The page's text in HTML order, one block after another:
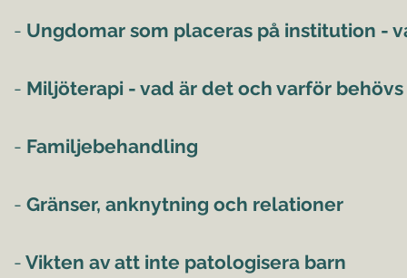
- Ungdomar som placeras på institution -
- Miljöterapi - vad är det och varför
- Familjebehandling
- Gränser, anknytning och relationer
- Vikten av att inte patologisera barn